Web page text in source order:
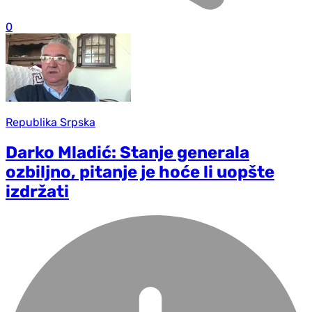
0
Republika Srpska
Darko Mladić: Stanje generala
ozbiljno, pitanje je hoće li uopšte
izdržati